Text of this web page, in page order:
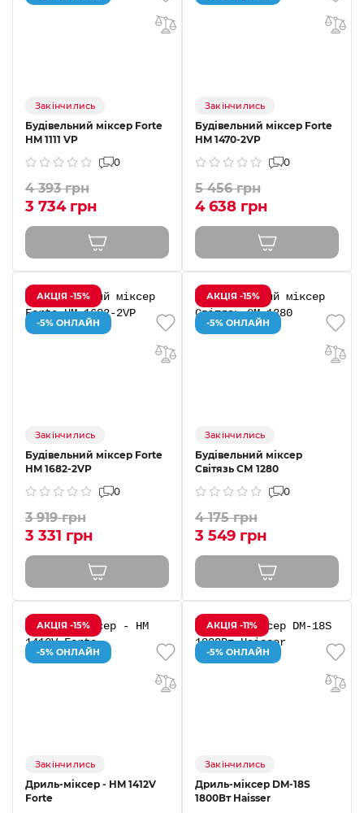
Закінчились
Будівельний міксер Forte
HM 1111 VP
0
4 393 грн
3 734 грн
Закінчились
Будівельний міксер Forte
HM 1470-2VP
0
5 456 грн
4 638 грн
АКЦІЯ -15%
-5% ОНЛАЙН
Закінчились
Будівельний міксер Forte
HM 1682-2VP
0
3 919 грн
3 331 грн
АКЦІЯ -15%
-5% ОНЛАЙН
Закінчились
Будівельний міксер
Світязь СМ 1280
0
4 175 грн
3 549 грн
АКЦІЯ -15%
-5% ОНЛАЙН
Закінчились
Дриль-міксер - HM 1412V
Forte
АКЦІЯ -11%
-5% ОНЛАЙН
Закінчились
Дриль-міксер DM-18S
1800Вт Haisser